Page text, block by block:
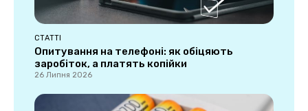
СТАТТІ
Опитування на телефоні: як обіцяють
заробіток, а платять копійки
26 Липня 2026